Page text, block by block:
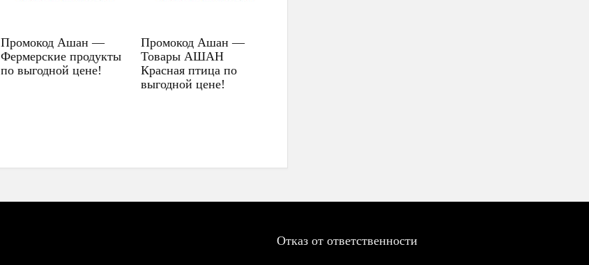
Промокод Ашан —
Фермерские продукты
по выгодной цене!
Промокод Ашан —
Товары АШАН
Красная птица по
выгодной цене!
Отказ от ответственности